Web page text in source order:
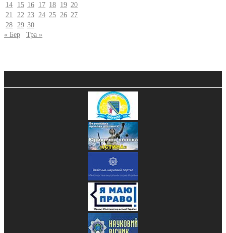
14
15 16 17 18 19 20
21
22 23 24 25 26 27
28
29 30
« Бер
Тра »